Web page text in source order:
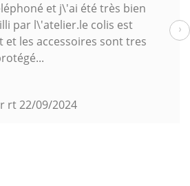
et j\'ai été très bien
par l\'atelier.le colis est
et les accessoires sont tres
rt22/09/2024
›